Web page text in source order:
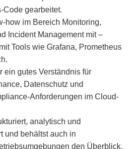
Code gearbeitet.
how im Bereich Monitoring,
Incident Management mit –
Tools wie Grafana, Prometheus
ein gutes Verständnis für
Datenschutz und
Anforderungen im Cloud-
analytisch und
und behältst auch in
den Überblick.